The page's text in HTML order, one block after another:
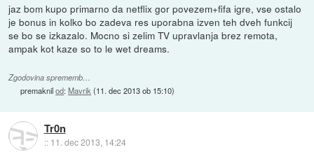
jaz bom kupo primarno da netflix gor povezem+fifa igre, vse ostalo
je bonus in kolko bo zadeva res uporabna izven teh dveh funkcij
se bo se izkazalo. Mocno si zelim TV upravlanja brez remota,
ampak kot kaze so to le wet dreams.
Zgodovina sprememb…
premaknilod:Mavrik (11. dec 2013 ob 15:10)
Tr0n
:: 11. dec 2013, 14:24